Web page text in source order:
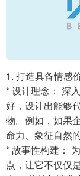
1. 打造具备情感
* 设计理念： 深
好，设计出能够
物。例如，如果
命力、象征自然
* 故事性构建：
点，让它不仅仅